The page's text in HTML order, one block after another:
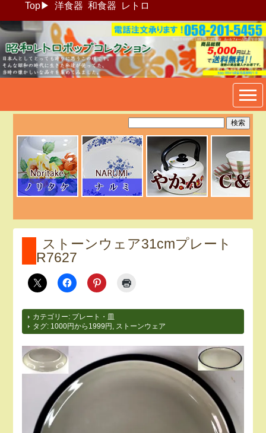
Top▶ 洋食器 和食器 レトロ
昭和レトロポップ食器生活雑
貨通販＠フリマート
ストーンウェア31cmプレート
R7627
カテゴリー: プレート・皿
タグ: 1000円から1999円 ストーンウェア